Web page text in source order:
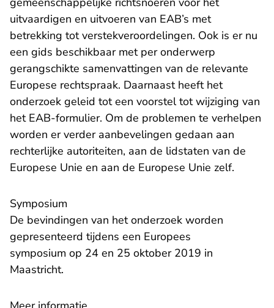
uitvaardigen en uitvoeren van EAB’s met
betrekking tot verstekveroordelingen. Ook is er nu
een gids beschikbaar met per onderwerp
gerangschikte samenvattingen van de relevante
Europese rechtspraak. Daarnaast heeft het
onderzoek geleid tot een voorstel tot wijziging van
het EAB-formulier. Om de problemen te verhelpen
worden er verder aanbevelingen gedaan aan
rechterlijke autoriteiten, aan de lidstaten van de
Europese Unie en aan de Europese Unie zelf.
Symposium
De bevindingen van het onderzoek worden
gepresenteerd tijdens een Europees
symposium op 24 en 25 oktober 2019 in
Maastricht.